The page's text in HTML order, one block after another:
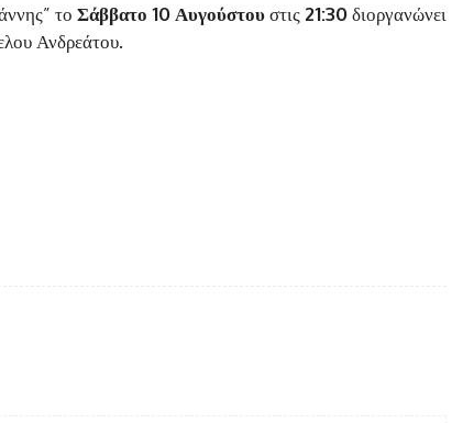
το Σάββατο 10 Αυγούστουστις 21:30διοργανώνει
Ανδρεάτου.